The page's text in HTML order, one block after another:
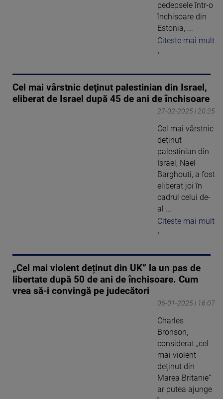
pedepsele într-o
închisoare din
Estonia, ...
Citeste mai mult
›
Cel mai vârstnic deţinut palestinian din Israel,
eliberat de Israel după 45 de ani de închisoare
27-02-2025 | 20:25
Cel mai vârstnic
deţinut
palestinian din
Israel, Nael
Barghouti, a fost
eliberat joi în
cadrul celui de-
al ...
Citeste mai mult
›
„Cel mai violent deținut din UK” la un pas de
libertate după 50 de ani de închisoare. Cum
vrea să-i convingă pe judecători
06-01-2025 | 16:07
Charles
Bronson,
considerat „cel
mai violent
deținut din
Marea Britanie”
ar putea ajunge